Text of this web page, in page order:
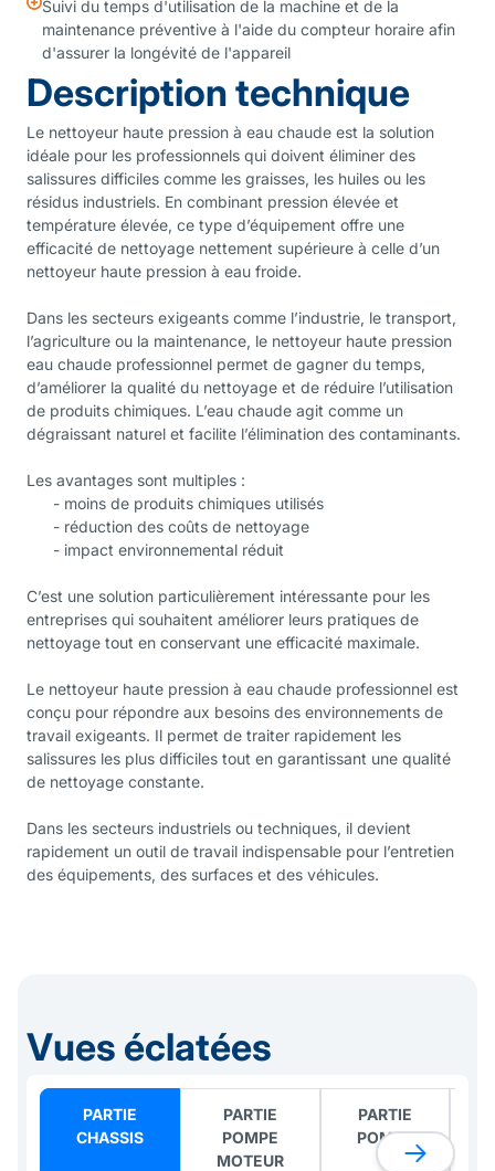
Suivi du temps d'utilisation de la machine et de la
maintenance préventive à l'aide du compteur horaire afin
d'assurer la longévité de l'appareil
Description technique
Le nettoyeur haute pression à eau chaude est la solution
idéale pour les professionnels qui doivent éliminer des
salissures difficiles comme les graisses, les huiles ou les
résidus industriels. En combinant pression élevée et
température élevée, ce type d’équipement offre une
efficacité de nettoyage nettement supérieure à celle d’un
nettoyeur haute pression à eau froide.
Dans les secteurs exigeants comme l’industrie, le transport,
l’agriculture ou la maintenance, le nettoyeur haute pression
eau chaude professionnel permet de gagner du temps,
d’améliorer la qualité du nettoyage et de réduire l’utilisation
de produits chimiques. L’eau chaude agit comme un
dégraissant naturel et facilite l’élimination des contaminants.
Les avantages sont multiples :
- moins de produits chimiques utilisés
- réduction des coûts de nettoyage
- impact environnemental réduit
C’est une solution particulièrement intéressante pour les
entreprises qui souhaitent améliorer leurs pratiques de
nettoyage tout en conservant une efficacité maximale.
Le nettoyeur haute pression à eau chaude professionnel est
conçu pour répondre aux besoins des environnements de
travail exigeants. Il permet de traiter rapidement les
salissures les plus difficiles tout en garantissant une qualité
de nettoyage constante.
Dans les secteurs industriels ou techniques, il devient
rapidement un outil de travail indispensable pour l’entretien
des équipements, des surfaces et des véhicules.
Vues éclatées
PARTIE
CHASSIS
PARTIE
POMPE
MOTEUR
PARTIE
POMPE